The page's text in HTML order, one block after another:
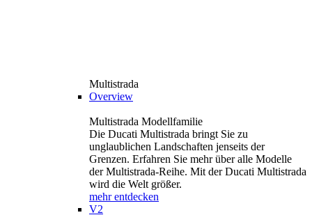
Multistrada
Overview
Multistrada Modellfamilie
Die Ducati Multistrada bringt Sie zu
unglaublichen Landschaften jenseits der
Grenzen. Erfahren Sie mehr über alle Modelle
der Multistrada-Reihe. Mit der Ducati Multistrada
wird die Welt größer.
mehr entdecken
V2